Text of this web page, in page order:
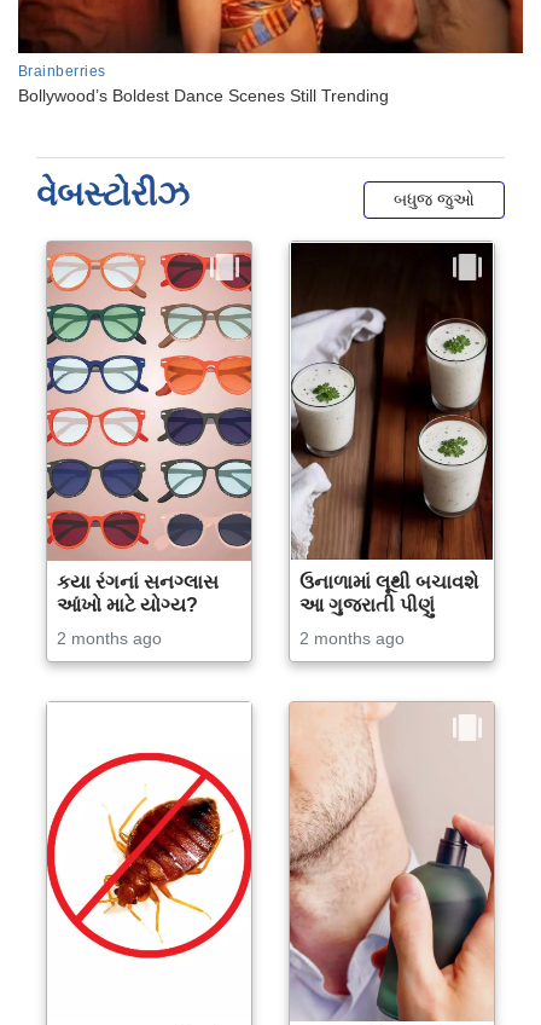
વેબસ્ટોરીઝ બધુજ જુઓ
કયા રંગનાં સનગ્લાસ
આંખો માટે યોગ્ય?
2 months ago
ઉનાળામાં લૂથી બચાવશે
આ ગુજરાતી પીણું
2 months ago